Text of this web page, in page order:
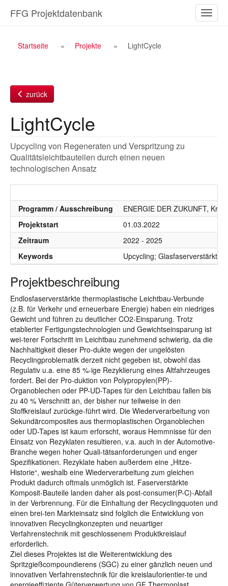
Inhalt
ein-/
FFG Projektdatenbank
Breadcrumb
Startseite Projekte LightCycle
zurück
LightCycle
Upcycling von Regeneraten und Verspritzung zu
Qualitätsleichtbauteilen durch einen neuen
technologischen Ansatz
Programm / Ausschreibung
ENERGIE DER ZUKUNFT,
Projektstart
01.03.2022
Zeitraum
2022 - 2025
Keywords
Upcycling;
Projektbeschreibung
Endlosfaserverstärkte thermoplastische Leichtbau-Verbunde
(z.B. für Verkehr und erneuerbare Energie) haben ein niedriges
Gewicht und führen zu deutlicher CO2-Einsparung. Trotz
etablierter Fertigungstechnologien und Gewichtseinsparung ist
wei-terer Fortschritt im Leichtbau zunehmend schwierig, da die
Nachhaltigkeit dieser Pro-dukte wegen der ungelösten
Recyclingproblematik derzeit nicht gegeben ist, obwohl das
Regulativ u.a. eine 85 %-ige Rezyklierung eines Altfahrzeuges
fordert. Bei der Pro-duktion von Polypropylen(PP)-
Organoblechen oder PP-UD-Tapes für den Leichtbau fallen bis
zu 40 % Verschnitt an, der bisher nur teilweise in den
Stoffkreislauf zurückge-führt wird. Die Wiederverarbeitung von
Sekundärcomposites aus thermoplastischen Organoblechen
oder UD-Tapes ist kaum erforscht, woraus Hemmnisse für den
Einsatz von Rezyklaten resultieren, v.a. auch in der Automotive-
Branche wegen hoher Quali-tätsanforderungen und enger
Spezifikationen. Rezyklate haben außerdem eine „Hitze-
Historie“, weshalb eine Wiederverarbeitung zum gleichen
Produkt dadurch oftmals unmöglich ist. Faserverstärkte
Komposit-Bauteile landen daher als post-consumer(P-C)-Abfall
in der Verbrennung. Für die Einhaltung der Recyclingquoten und
einen brei-ten Markteinsatz sind folglich die Entwicklung von
innovativen Recyclingkonzepten und neuartiger
Verfahrenstechnik mit geschlossenem Produktkreislauf
erforderlich.
Ziel dieses Projektes ist die Weiterentwicklung des
Spritzgießcompoundierens (SGC) zu einer gänzlich neuen und
innovativen Verfahrenstechnik für die kreislauforientier-te und